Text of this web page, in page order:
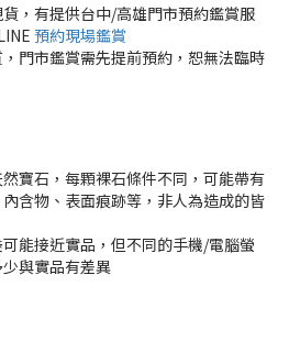
，有提供台中/高雄門市預約鑑賞服
預約現場鑑賞
門市鑑賞需先提前預約，恕無法臨時
寶石，每顆裸石條件不同，可能帶有
含物、表面痕跡等，非人為造成的皆
能接近實品，但不同的手機/電腦螢
與實品有差異